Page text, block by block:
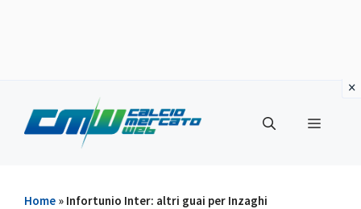
contenuto
Menu
Home » Infortunio Inter: altri guai per Inzaghi